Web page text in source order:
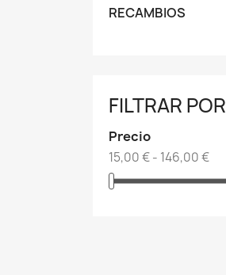
RECAMBIOS
FILTRAR POR
Precio
15,00 € - 146,00 €